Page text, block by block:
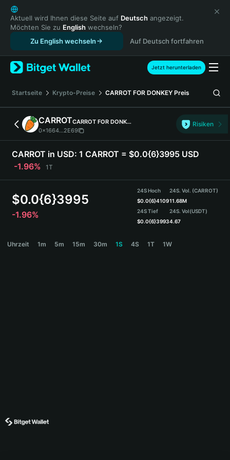
English
日本語
Tiếng Việt
Русский
Español (Latinoamérica)
Türkçe
Français
Deutsch
简体中文
繁體中文
Português (Portugal)
Bahasa Indonesia
ภาษาไทย
हिन्दी
Español
Português (Brasil)
Aktuell wird Ihnen diese Seite auf Deutsch angezeigt.
Möchten Sie zu English wechseln?
Zu English wechseln
Auf Deutsch fortfahren
Jetzt herunterladen
Startseite Krypto-Preise CARROT FOR DONKEY Preis
CARROT
CARROT FOR DONKEY
0x1664...2E69
Risiken
CARROT in USD: 1 CARROT = $0.0{6}3995 USD
-1.96%
1T
$0.0{6}3995
-1.96%
24S Hoch
$0.0{6}4109
24S Tief
$0.0{6}3993
24S. Vol. (CARROT)
11.68M
24S. Vol(USDT)
4.67
Uhrzeit 1m 5m 15m 30m 1S 4S 1T 1W